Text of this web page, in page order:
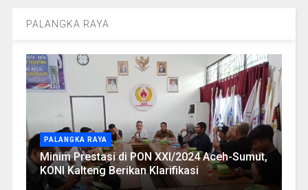
PALANGKA RAYA
PALANGKA RAYA
Minim Prestasi di PON XXI/2024 Aceh-Sumut,
KONI Kalteng Berikan Klarifikasi